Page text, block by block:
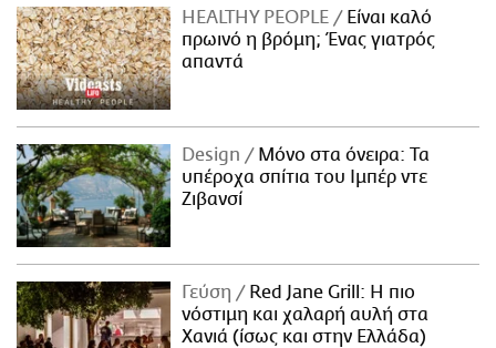
HEALTHY PEOPLE
Είναι καλό
πρωινό η βρόμη; Ένας γιατρός
απαντά
Design
Μόνο στα όνειρα: Τα
υπέροχα σπίτια του Ιμπέρ ντε
Ζιβανσί
Γεύση
Red Jane Grill: Η πιο
νόστιμη και χαλαρή αυλή στα
Χανιά (ίσως και στην Ελλάδα)